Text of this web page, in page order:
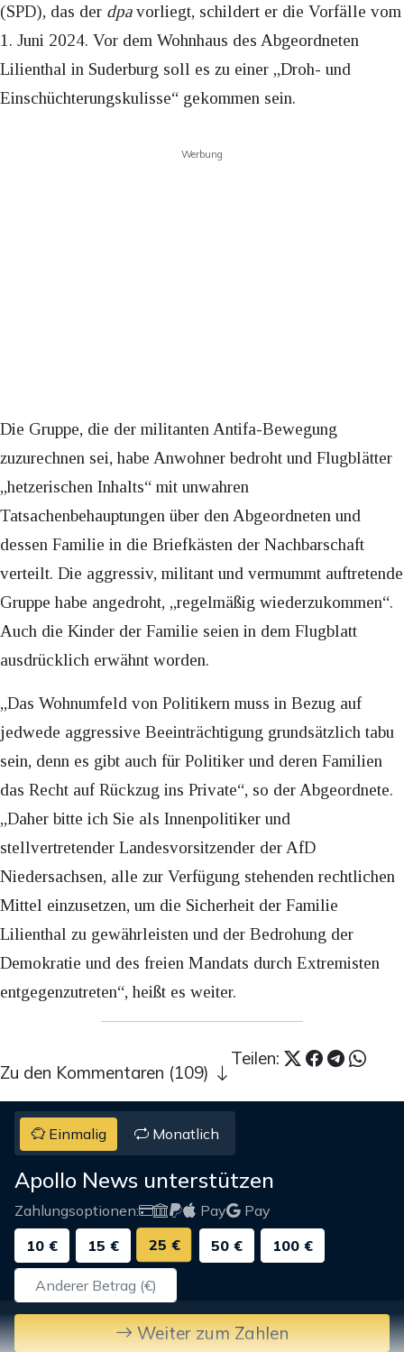
(SPD), das der dpavorliegt, schildert er die Vorfälle vom
1. Juni 2024. Vor dem Wohnhaus des Abgeordneten
Lilienthal in Suderburg soll es zu einer „Droh- und
Einschüchterungskulisse“ gekommen sein.
Werbung
Die Gruppe, die der militanten Antifa-Bewegung
zuzurechnen sei, habe Anwohner bedroht und Flugblätter
„hetzerischen Inhalts“ mit unwahren
Tatsachenbehauptungen über den Abgeordneten und
dessen Familie in die Briefkästen der Nachbarschaft
verteilt. Die aggressiv, militant und vermummt auftretende
Gruppe habe angedroht, „regelmäßig wiederzukommen“.
Auch die Kinder der Familie seien in dem Flugblatt
ausdrücklich erwähnt worden.
„Das Wohnumfeld von Politikern muss in Bezug auf
jedwede aggressive Beeinträchtigung grundsätzlich tabu
sein, denn es gibt auch für Politiker und deren Familien
das Recht auf Rückzug ins Private“, so der Abgeordnete.
„Daher bitte ich Sie als Innenpolitiker und
stellvertretender Landesvorsitzender der AfD
Niedersachsen, alle zur Verfügung stehenden rechtlichen
Mittel einzusetzen, um die Sicherheit der Familie
Lilienthal zu gewährleisten und der Bedrohung der
Demokratie und des freien Mandats durch Extremisten
entgegenzutreten“, heißt es weiter.
Teilen:
Zu den Kommentaren (109)
Einmalig Monatlich
Apollo News unterstützen
Zahlungsoptionen: Pay
Pay
10 €
15 € 25 € 50 € 100 €
Weiter zum Zahlen